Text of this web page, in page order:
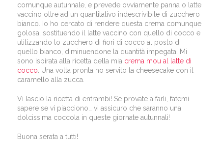
comunque autunnale, e prevede ovviamente panna o latte
vaccino oltre ad un quantitativo indescrivibile di zucchero
bianco. Io ho cercato di rendere questa crema comunque
golosa, sostituendo il latte vaccino con quello di cocco e
utilizzando lo zucchero di fiori di cocco al posto di
quello bianco, diminuendone la quantità impegata. Mi
sono ispirata alla ricetta della mia crema mou al latte di
cocco . Una volta pronta ho servito la cheesecake con il
caramello alla zucca.
Vi lascio la ricetta di entrambi! Se provate a farli, fatemi
sapere se vi piacciono… vi assicuro che saranno una
dolcissima coccola in queste giornate autunnali!
Buona serata a tutti!